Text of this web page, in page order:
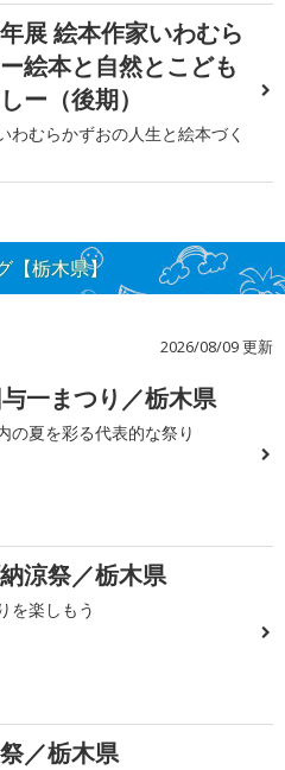
展 絵本作家いわむら
絵本と自然とこども
ー（後期）
わむらかずおの人生と絵本づく
【栃木県】
2026/08/09 更新
一まつり／栃木県
の夏を彩る代表的な祭り
涼祭／栃木県
を楽しもう
／栃木県